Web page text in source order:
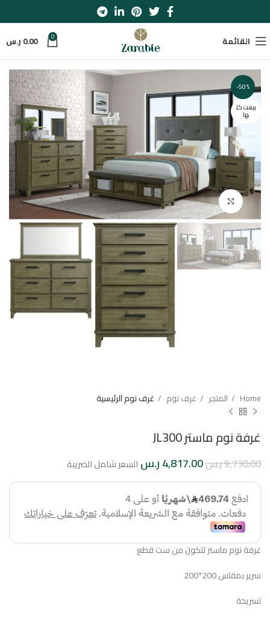
القائمة 0
0.00 ر.س
-50%
بيعت كل
ها
اضغط للتكبير
Home المتجر غرف نوم غرف نوم الرئيسية
غرفة نوم ماستر JL300
9,730.00ر.س4,817.00ر.س السعر شامل الضريبة
غرفة نوم ماستر تتكون من ست قطع
سرير بمقاس 200*200
تسريحة